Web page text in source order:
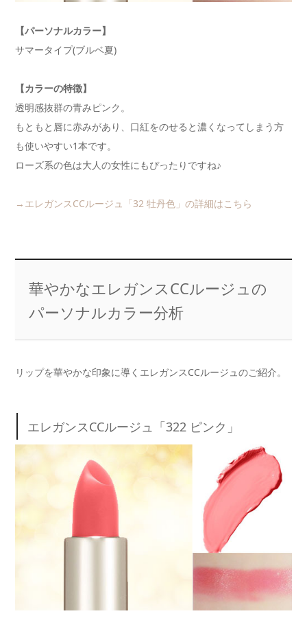
【パーソナルカラー】
サマータイプ(ブルベ夏)
【カラーの特徴】
透明感抜群の青みピンク。
もともと唇に赤みがあり、口紅をのせると濃くなってしまう方
も使いやすい1本です。
ローズ系の色は大人の女性にもぴったりですね♪
→エレガンスCCルージュ「32 牡丹色」の詳細はこちら
華やかなエレガンスCCルージュの
パーソナルカラー分析
リップを華やかな印象に導くエレガンスCCルージュのご紹介。
エレガンスCCルージュ「322 ピンク」